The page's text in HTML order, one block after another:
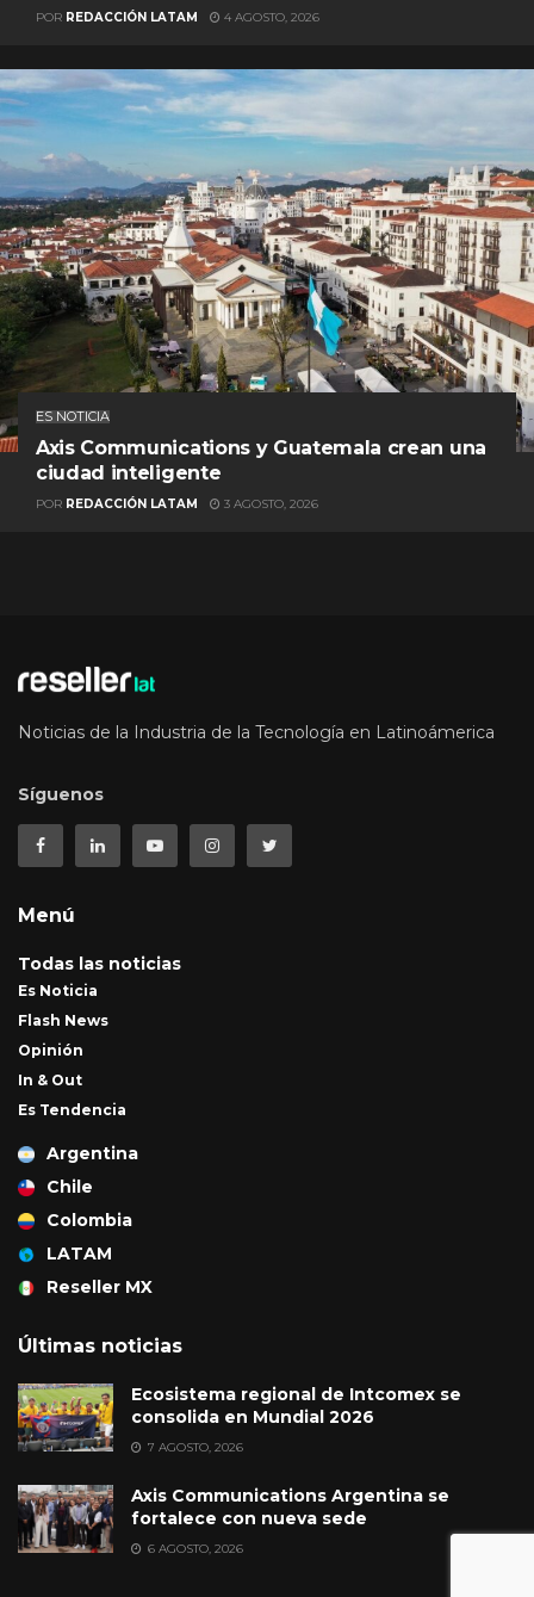
POR REDACCIÓN LATAM 4 AGOSTO, 2026
ES NOTICIA
Axis Communications y Guatemala crean una
ciudad inteligente
POR REDACCIÓN LATAM 3 AGOSTO, 2026
Noticias de la Industria de la Tecnología en Latinoámerica
Síguenos
Menú
Todas las noticias
Es Noticia
Flash News
Opinión
In & Out
Es Tendencia
Argentina
Chile
Colombia
LATAM
Reseller MX
Últimas noticias
Ecosistema regional de Intcomex se
consolida en Mundial 2026
7 AGOSTO, 2026
Axis Communications Argentina se
fortalece con nueva sede
6 AGOSTO, 2026